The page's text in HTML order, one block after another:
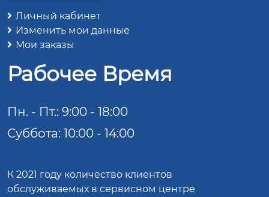
Личный кабинет
Изменить мои данные
Мои заказы
Рабочее Время
Пн. - Пт.: 9:00 - 18:00
Суббота: 10:00 - 14:00
К 2021 году количество клиентов
обслуживаемых в сервисном центре